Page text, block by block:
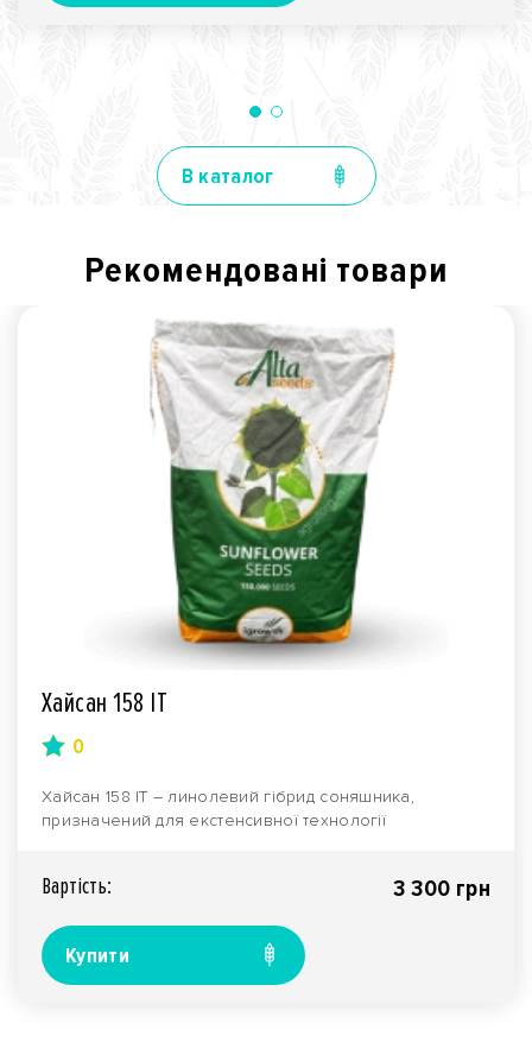
В каталог
Рекомендованi товари
Хайсан 158 IT
0
Хайсан 158 IT – линолевий гібрид соняшника,
призначений для екстенсивної технології
Вартiсть: 3 300 грн
Купити